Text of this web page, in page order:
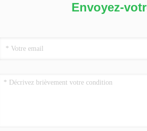
Envoyez-